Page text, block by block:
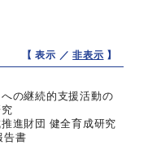
【 表示 ／非表示 】
の継続的支援活動の
進財団 健全育成研究
告書